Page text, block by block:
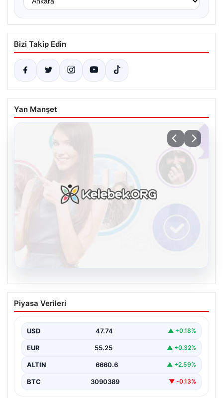
Bizi Takip Edin
Yan Manşet
Kelebek sohbet platformu İle Dijital
İletişimin Güvenli Adresi Ve Chat
İnternet çağında bireylerin seviyeli bir biçimde iletişim
birçok…
Piyasa Verileri
USD 47.74 ▲ +0.18%
EUR 55.25 ▲ +0.32%
ALTIN 6660.6 ▲ +2.59%
BTC 3090389 ▼ -0.13%